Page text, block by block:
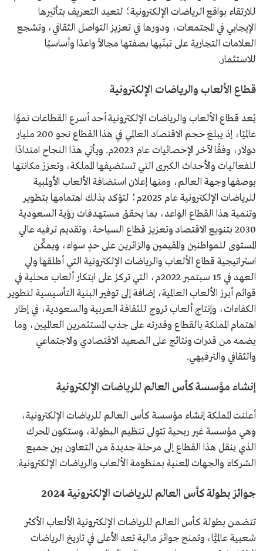
للارتقاء بواقع الرياضات الإلكترونية؛ لتعيد التعريف بتأثيرها
الإيجابي في المجتمعات، ودورها في تعزيز التواصل الثقافي، وتشجع
العلامات التجارية على تبنّيها بصفتها مجالاً واعدًا وأساسيًا
للاستثمار.
قطاع الألعاب والرياضات الإلكترونية
يُعد قطاع الألعاب والرياضات الإلكترونية أحد أسرع القطاعات نموًا
عالميًا، إذ يبلغ حجم الاقتصاد العالمي في هذا القطاع نحو 200 مليار
دولار، وفقًا لآخر الإحصائيات عام 2023م. ويأتي هذا النجاح امتدادًا
للفعاليات والأحداث الكبرى التي تستضيفها المملكة، وتعزز مكانتها
بوصفها وجهة العالم، ومنها إعلان استضافة الألعاب الأولمبية
للرياضات الإلكترونية عام 2025م؛ لتؤكد بذلك اهتمامها بتطوير
وتنمية هذا القطاع الواعد، بما يحقق مستهدفات رؤية السعودية
2030 بتنويع الاقتصاد وتعزيز قطاع السياحة، وتقديم ترفيه عالي
المستوى للمواطنين والمقيمين والزائرين على حدٍ سواء، ويمكِّن
استراتيجية قطاع الألعاب والرياضات الإلكترونية التي أطلقها ولي
العهد في 15 سبتمبر 2022م، التي تركز على ابتكار ألعاب محلية في
قوائم أبرز الألعاب العالمية، إضافة إلى توفير البنية التأسيسية لتطوير
الكفاءات، وإنتاج ألعاب تروج للثقافة العربية والسعودية، في إطار
اهتمام المملكة بالقطاع وقدرته على جذب المستثمرين العالميين، وما
يضمه من قدرات ونتائج على الصعيد الاقتصادي والاجتماعي
والثقافي والترفيهي.
إنشاء مؤسسة كأس العالم للرياضات الإلكترونية
أعلنت المملكة إنشاء مؤسسة كأس العالم للرياضات الإلكترونية،
وهي مؤسسة غير ربحية تتولى تنظيم البطولة، وستكون المحرك
الذي ينقل هذا القطاع إلى مرحلة جديدة من التعاون بين جميع
الشركاء والجهات المعنية بمنظومة الألعاب والرياضات الإلكترونية.
جوائز بطولة كأس العالم للرياضات الإلكترونية 2024
تتضمن بطولة كأس العالم للرياضات الإلكترونية الألعاب الأكثر
شعبية عالميًّا، وتمنح جوائز مالية تعد الأعلى في تاريخ الرياضات